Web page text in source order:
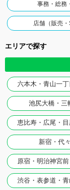
事務・総務
店舗（販売・
エリアで探す
六本木・青山一
池尻大橋・三
恵比寿・広尾・目
新宿・代
原宿・明治神宮
渋谷・表参道・